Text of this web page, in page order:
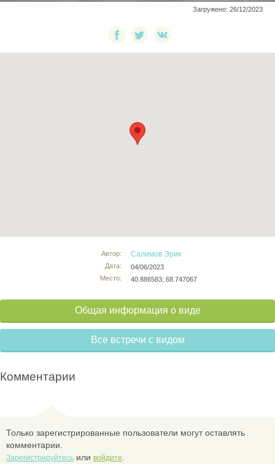
Загружено: 26/12/2023
Автор:
Дата:
Место:
Салимов Эрик
04/06/2023
40.886583; 68.747067
Общая информация о виде
Все встречи с видом
Комментарии
Только зарегистрированные пользователи могут оставлять
комментарии.
Зарегистрируйтесь или войдите